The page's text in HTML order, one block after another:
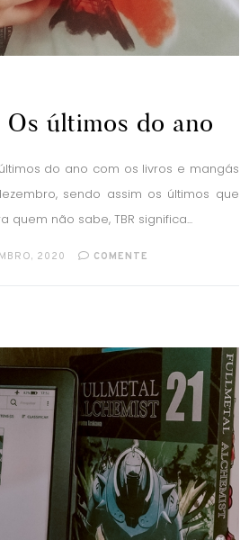
últimos do ano
do ano com os livros e mangás
sendo assim os últimos que
quem não sabe, TBR significa...
2020 COMENTE